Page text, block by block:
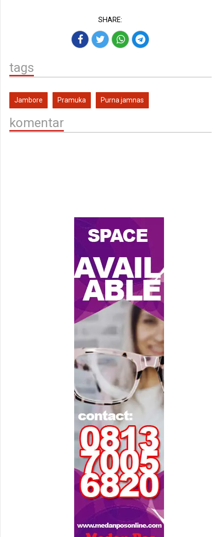
SHARE:
tags
Jambore Pramuka Purna jamnas
komentar